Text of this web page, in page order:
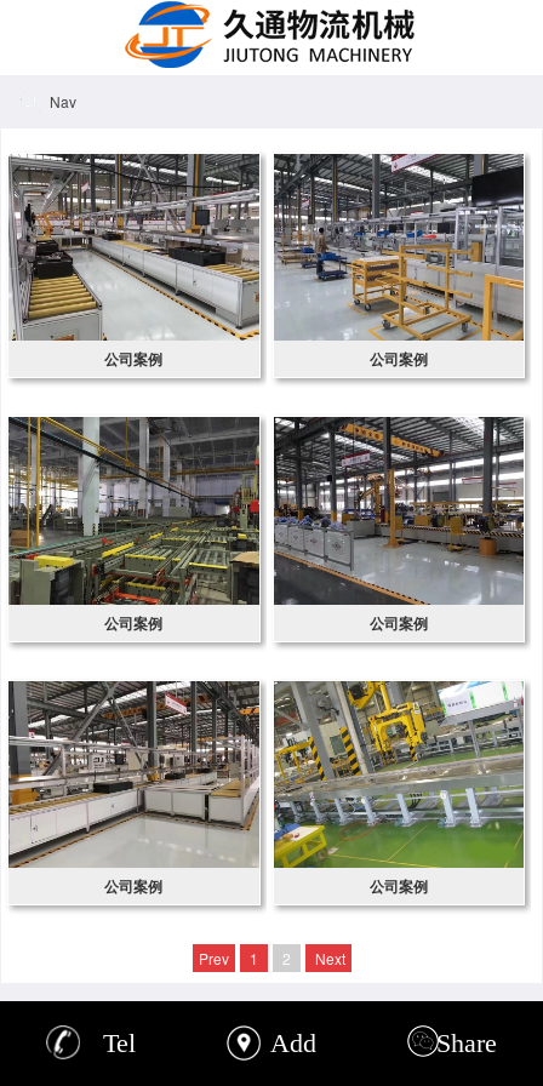
Nav
公司案例 公司案例
公司案例 公司案例
公司案例 公司案例
Prev 1 2 Next
Tel Add Share